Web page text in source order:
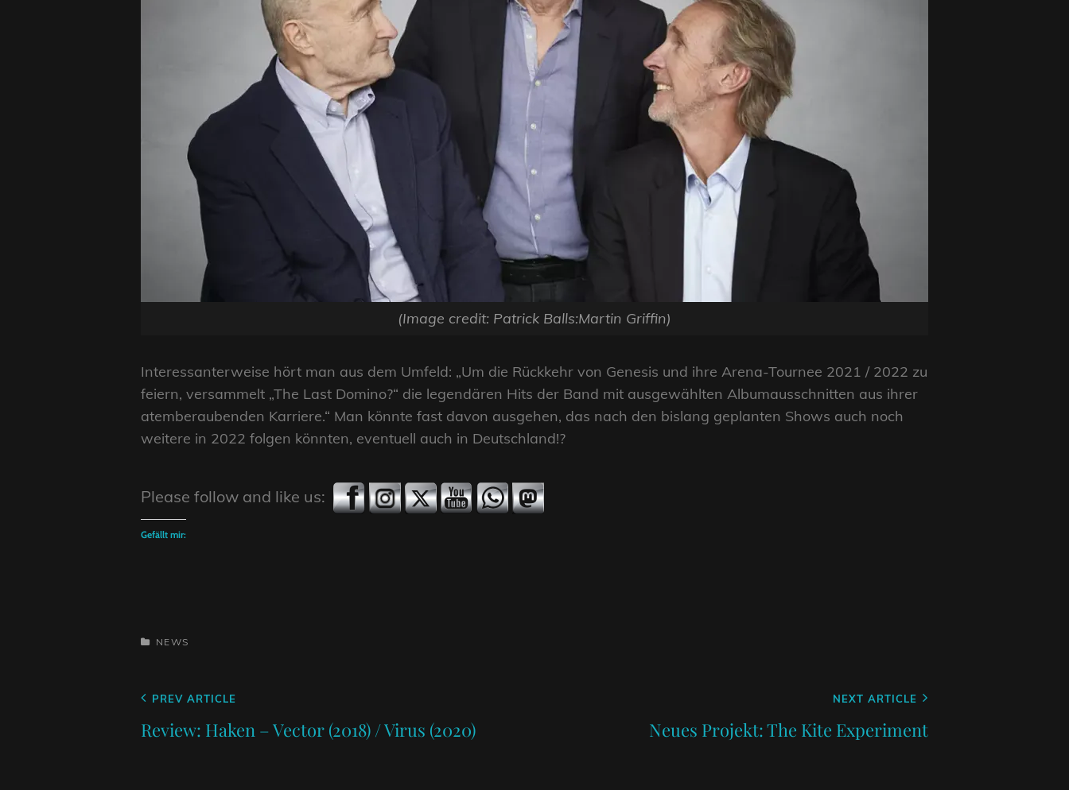
(Image credit: Patrick Balls:Martin Griffin)
Interessanterweise hört man aus dem Umfeld: „Um die Rückkehr von Genesis und ihre Arena-Tournee 2021 / 2022 zu
feiern, versammelt „The Last Domino?“ die legendären Hits der Band mit ausgewählten Albumausschnitten aus ihrer
atemberaubenden Karriere.“ Man könnte fast davon ausgehen, das nach den bislang geplanten Shows auch noch
weitere in 2022 folgen könnten, eventuell auch in Deutschland!?
Please follow and like us:
Gefällt mir:
CATEGORIES
NEWS
Beitragsnavigation
Previous
Post
PREV ARTICLE
Review: Haken – Vector (2018) / Virus (2020)
NEXT ARTICLE
Neues Projekt: The Kite Experiment